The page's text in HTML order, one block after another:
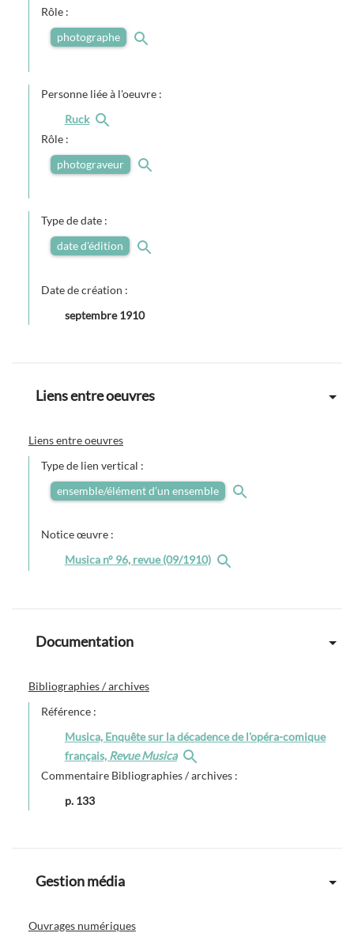
Rôle :
photographe
Personne liée à l'oeuvre :
Ruck
Rôle :
photograveur
Type de date :
date d'édition
Date de création :
septembre 1910
Liens entre oeuvres
Liens entre oeuvres
Type de lien vertical :
ensemble/élément d’un ensemble
Notice œuvre :
Musica n° 96, revue (09/1910)
Documentation
Bibliographies / archives
Référence :
Musica, Enquête sur la décadence de l'opéra-comique
français, Revue Musica
Commentaire Bibliographies / archives :
p. 133
Gestion média
Ouvrages numériques